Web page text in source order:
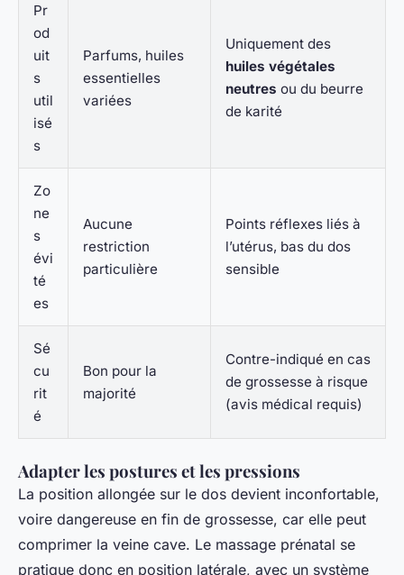
Pr
od
uit
s
util
isé
s
Parfums, huiles
essentielles
variées
Uniquement des
huiles végétales
neutres ou du beurre
de karité
Zo
ne
s
évi
té
es
Aucune
restriction
particulière
Points réflexes liés à
l’utérus, bas du dos
sensible
Sé
cu
rit
é
Bon pour la
majorité
Contre-indiqué en cas
de grossesse à risque
(avis médical requis)
Adapter les postures et les pressions
La position allongée sur le dos devient inconfortable,
voire dangereuse en fin de grossesse, car elle peut
comprimer la veine cave. Le massage prénatal se
pratique donc en position latérale, avec un système